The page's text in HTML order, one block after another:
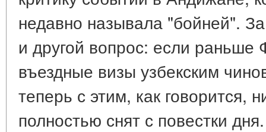
недавно называла "бойней".
и другой вопрос: если раньше
въездные визы узбекским
теперь с этим, как говорится,
полностью снят с повестки дня.